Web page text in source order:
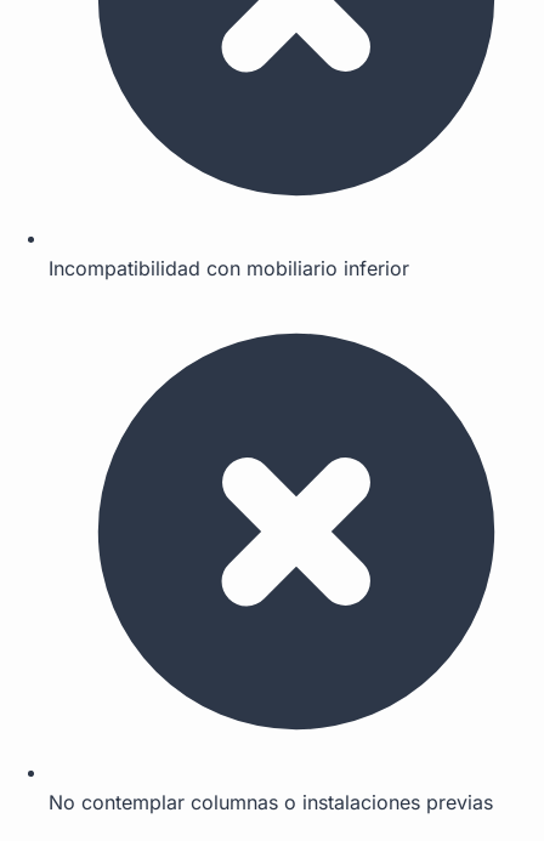
Incompatibilidad con mobiliario inferior
No contemplar columnas o instalaciones previas